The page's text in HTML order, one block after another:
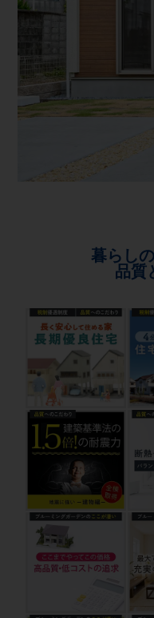
暮らし
品質